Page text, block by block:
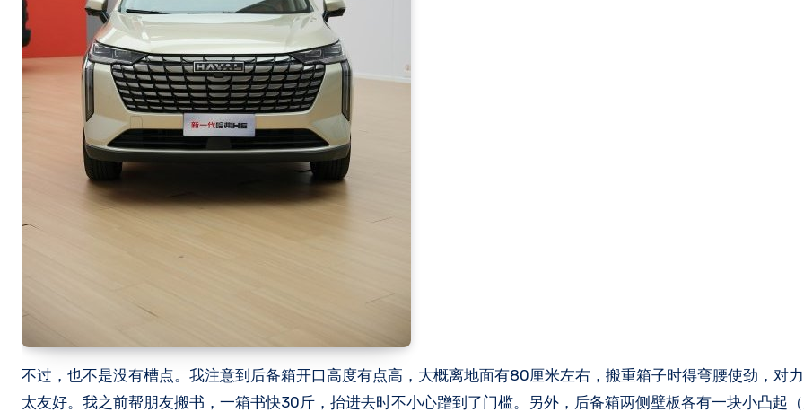
不过，也不是没有槽点。我注意到后备箱开口高度有点高，大概离地面有80厘米左右，搬重箱子时得弯腰使劲，对
太友好。我之前帮朋友搬书，一箱书快30斤，抬进去时不小心蹭到了门槛。另外，后备箱两侧壁板各有一块小凸起